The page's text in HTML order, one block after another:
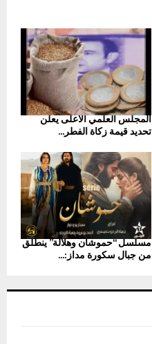
المجلس العلمي الأعلى يعلن
تحديد قيمة زكاة الفطر...
مسلسل “حموشان وهلالة” ينطلق
من جبال سكورة مداز:...